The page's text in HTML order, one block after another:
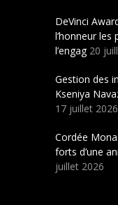
DeVinci
l’honneur
l’engag 20
Gestion des
Kseniya
17 juillet 2026
Cordée
forts d’une
juillet 2026